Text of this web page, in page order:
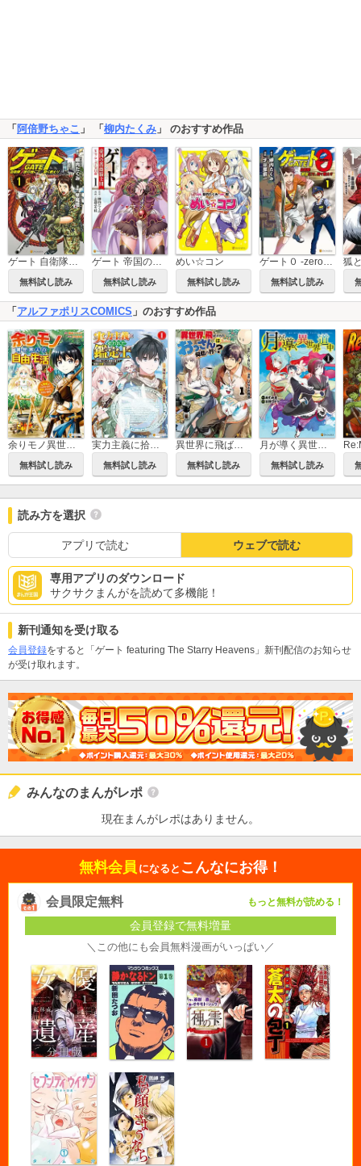
「阿倍野ちゃこ 」 「柳内たくみ 」 のおすすめ作品
ゲート 自衛隊 彼の地にて、斯く戦えり
無料試し読み
ゲート 帝国の薔薇騎士団 ピニャ・コ・ラーダ14歳
無料試し読み
めい☆コン
無料試し読み
ゲート０ -zero- 自衛隊 銀座にて、斯く戦えり
無料試し読み
「 アルファポリスCOMICS 」のおすすめ作品
無料試し読み 無料試し読み 無料試し読み 無料試し読み
読み方を選択
アプリで読む ウェブで読む
専用アプリのダウンロード
サクサクまんがを読めて多機能！
新刊通知を受け取る
会員登録をすると「ゲート featuring The Starry Heavens」新刊配信のお知らせ
が受け取れます。
みんなのまんがレポ
現在まんがレポはありません。
無料会員 になると こんなにお得！
会員限定無料 もっと無料が読める！
会員登録で無料増量
＼この他にも会員無料漫画がいっぱい／